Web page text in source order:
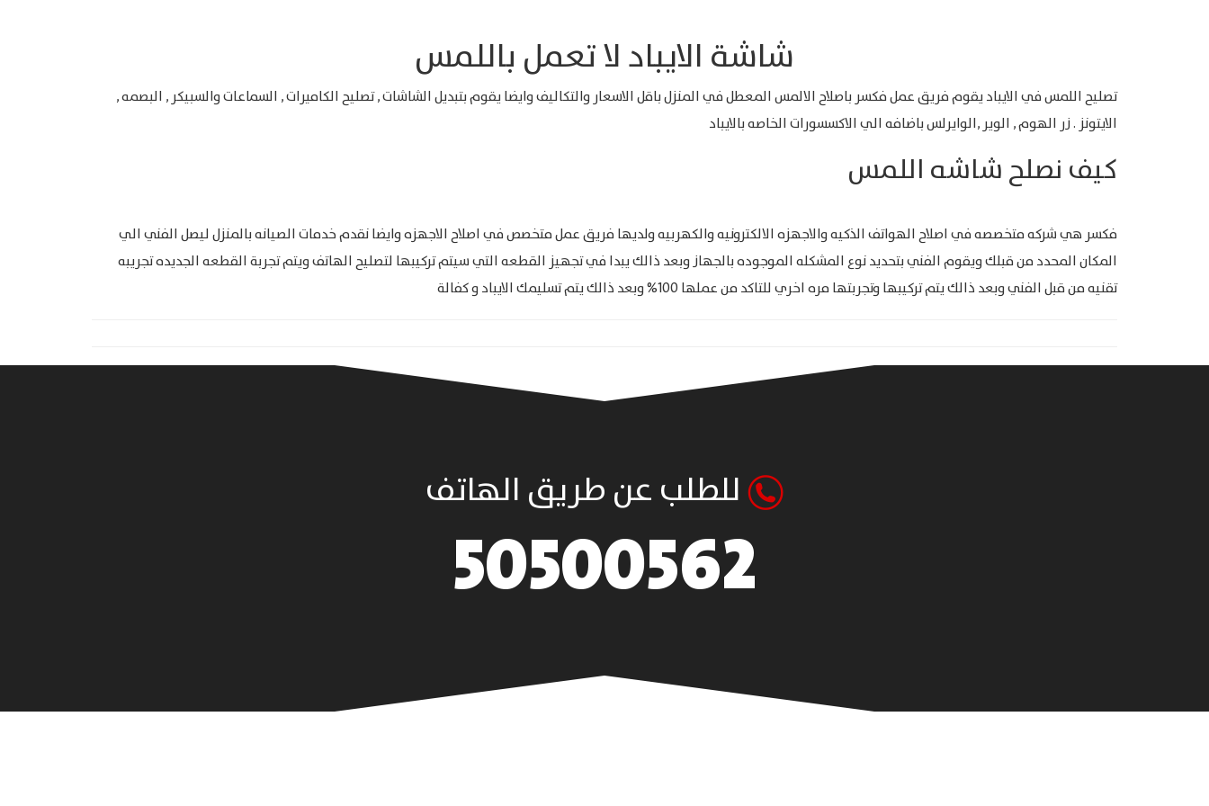
شاشة الايباد لا تعمل باللمس
تصليح اللمس في الايباد يقوم فريق عمل فكسر باصلاح الالمس المعطل في المنزل باقل الاسعار والتكاليف وايضا يقوم بتبديل الشاشات , تصليح الكاميرات , السماعات والسبيكر , البصمه ,
الايتونز . زر الهوم , الوير ,الوايرلس باضافه الي الاكسسورات الخاصه بالايباد
كيف نصلح شاشه اللمس
فكسر هي شركه متخصصه في اصلاح الهواتف الذكيه والاجهزه الالكترونيه والكهربيه ولديها فريق عمل متخصص في اصلاح الاجهزه وايضا نقدم خدمات الصيانه بالمنزل ليصل الفني الي
المكان المحدد من قبلك ويقوم الفني بتحديد نوع المشكله الموجوده بالجهاز وبعد ذالك يبدا في تجهيز القطعه التي سيتم تركيبها لتصليح الهاتف ويتم تجربة القطعه الجديده تجريبه
تقنيه من قبل الفني وبعد ذالك يتم تركيبها وتجربتها مره اخري للتاكد من عملها 100% وبعد ذالك يتم تسليمك الايباد و كفالة
للطلب عن طريق الهاتف
50500562